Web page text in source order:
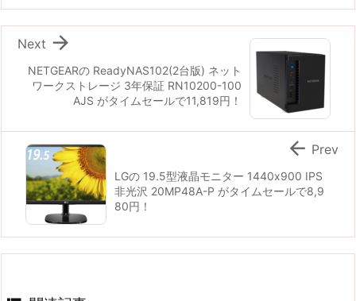
NETGEARの ReadyNAS102(2台版) ネット
ワークストレージ 3年保証 RN10200-100
AJS がタイムセールで11,819円！

Next
LGの 19.5型液晶モニター 1440x900 IPS
非光沢 20MP48A-P がタイムセールで8,9
80円！
 Prev